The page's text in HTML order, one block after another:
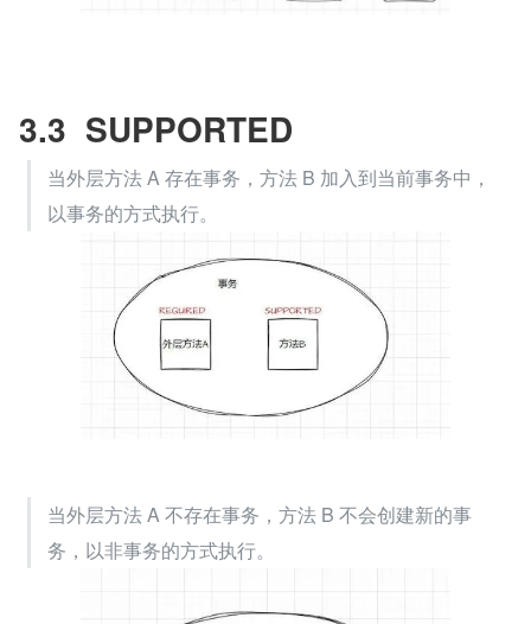
3.3  SUPPORTED
当外层方法 A 存在事务，方法 B 加入到当前事务中，
以事务的方式执行。
当外层方法 A 不存在事务，方法 B 不会创建新的事
务，以非事务的方式执行。